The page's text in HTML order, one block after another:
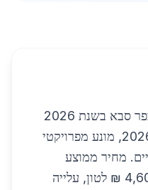
שוק מתכת למבני ספורט בכפר סבא בשנת 2026
צומח ב-15% בהשוואה ל-2026, מונע מפרויקטי
מחיר ממוצע
לפלדה איכותית עומד על 4,600 ₪ לטון, עלייה